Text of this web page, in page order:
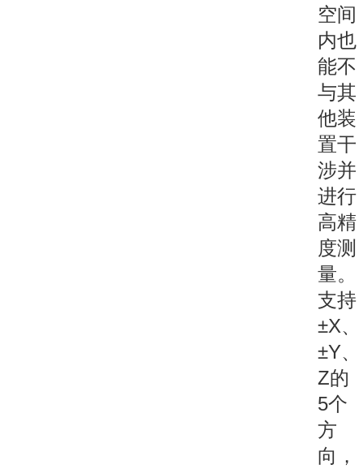
空间
内也
能不
与其
他装
置干
涉并
进行
高精
度测
量。
支持
±X、
±Y、
Z的
5个
方
向，